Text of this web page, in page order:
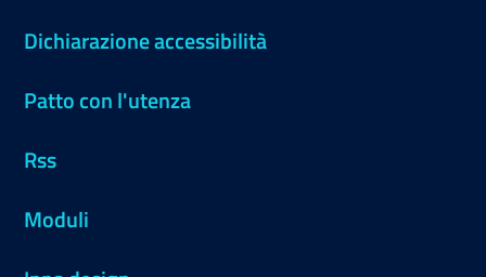
Dichiarazione accessibilità
Patto con l'utenza
Rss
Moduli